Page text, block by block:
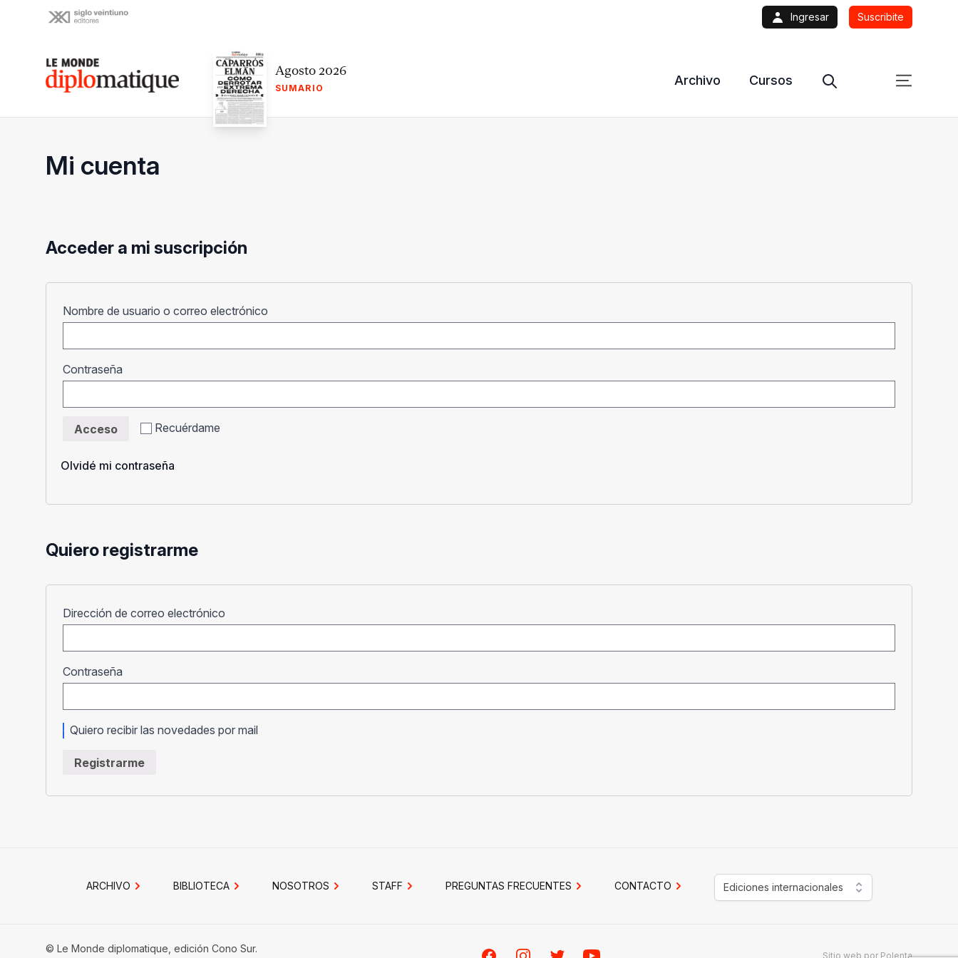
Ingresar Suscribite
Le monde diplomatique Agosto 2026
SUMARIO
Archivo Cursos
Mi cuenta
Acceder a mi suscripción
Nombre de usuario o correo electrónico
Contraseña
Recuérdame
Acceso
Olvidé mi contraseña
Quiero registrarme
Dirección de correo electrónico
Contraseña
Quiero recibir las novedades por mail
Registrarme
ARCHIVO BIBLIOTECA NOSOTROS STAFF PREGUNTAS FRECUENTES CONTACTO Ediciones internacionales
© Le Monde diplomatique, edición Cono Sur.
Sitio web por Polenta